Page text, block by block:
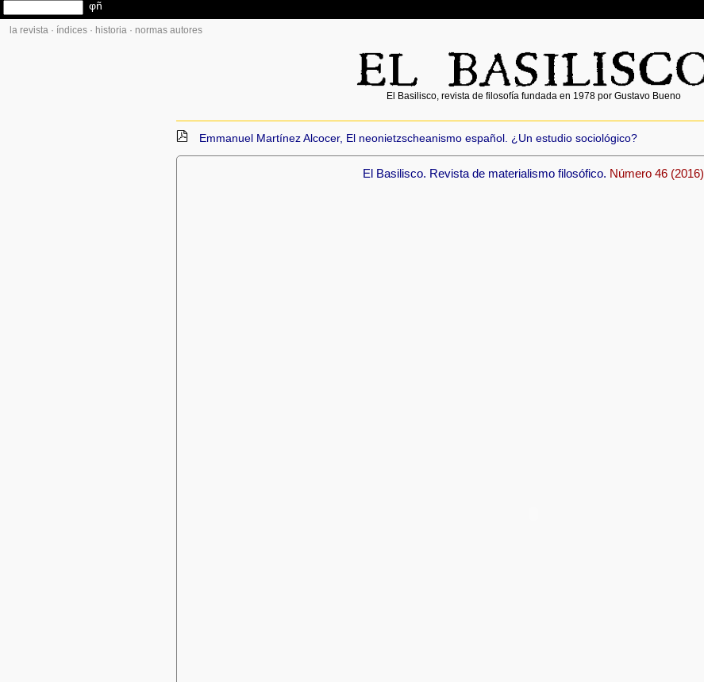
la revista · índices · historia · normas autores
El Basilisco, revista de filosofía fundada en 1978 por Gustavo Bueno
Emmanuel Martínez Alcocer, El neonietzscheanismo español. ¿Un estudio sociológico?
El Basilisco. Revista de materialismo filosófico. Número 46 (2016)